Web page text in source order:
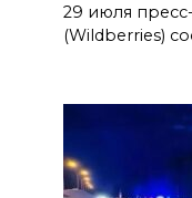
29 июля
(Wildberries)